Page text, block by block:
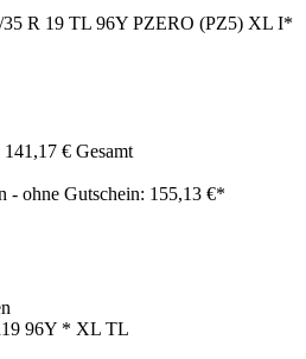
R 19 TL 96Y PZERO (PZ5) XL I*
141,17 € Gesamt
- ohne Gutschein: 155,13 €*
96Y * XL TL